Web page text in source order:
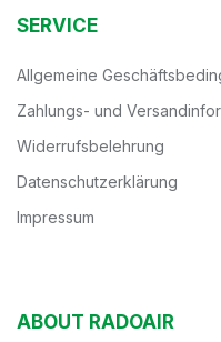
SERVICE
Allgemeine
Zahlungs- und
Widerrufsbelehrung
Datenschutzerklärung
Impressum
ABOUT RADOAIR